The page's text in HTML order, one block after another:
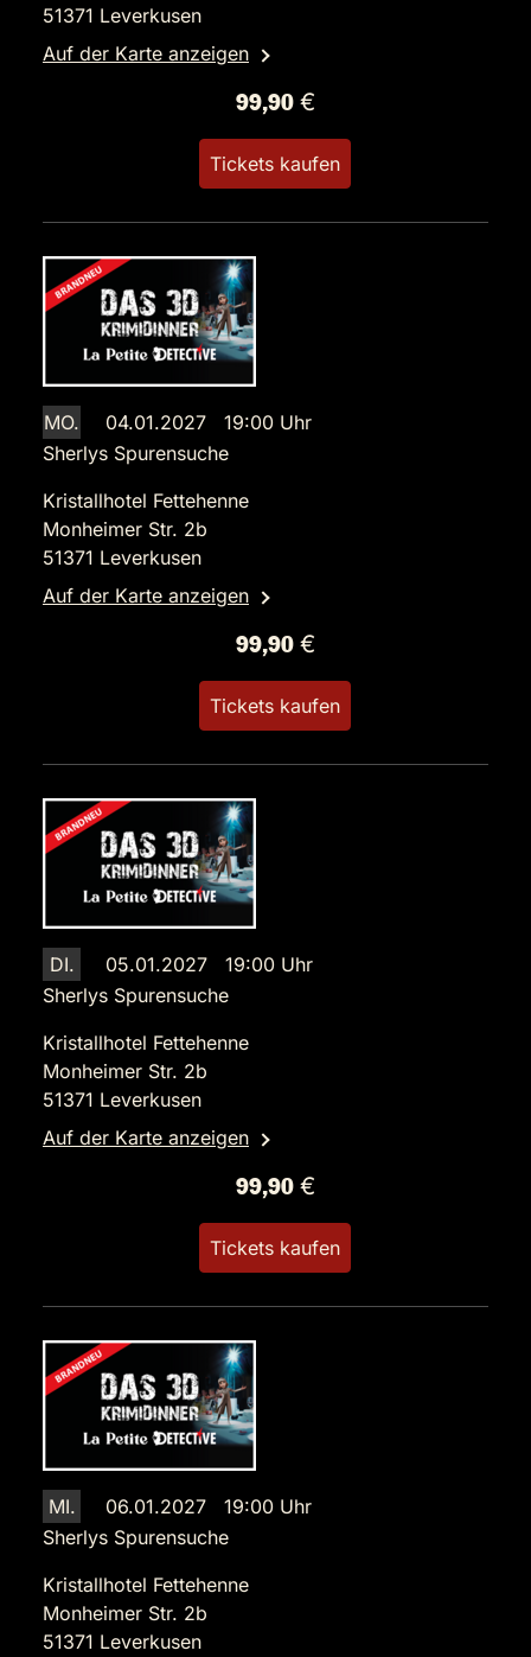
51371 Leverkusen
Auf der Karte anzeigen
99,90 €
Tickets kaufen
MO.
04.01.2027 19:00 Uhr
Sherlys Spurensuche
Kristallhotel Fettehenne
Monheimer Str. 2b
51371 Leverkusen
Auf der Karte anzeigen
99,90 €
Tickets kaufen
DI.
05.01.2027 19:00 Uhr
Sherlys Spurensuche
Kristallhotel Fettehenne
Monheimer Str. 2b
51371 Leverkusen
Auf der Karte anzeigen
99,90 €
Tickets kaufen
MI.
06.01.2027 19:00 Uhr
Sherlys Spurensuche
Kristallhotel Fettehenne
Monheimer Str. 2b
51371 Leverkusen